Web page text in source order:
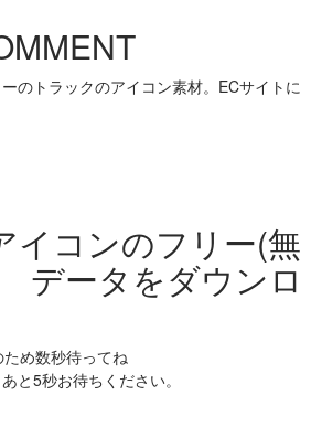
のトラックのアイコン素材。ECサイトに
イコンのフリー(無
データをダウンロ
と5秒お待ちください。